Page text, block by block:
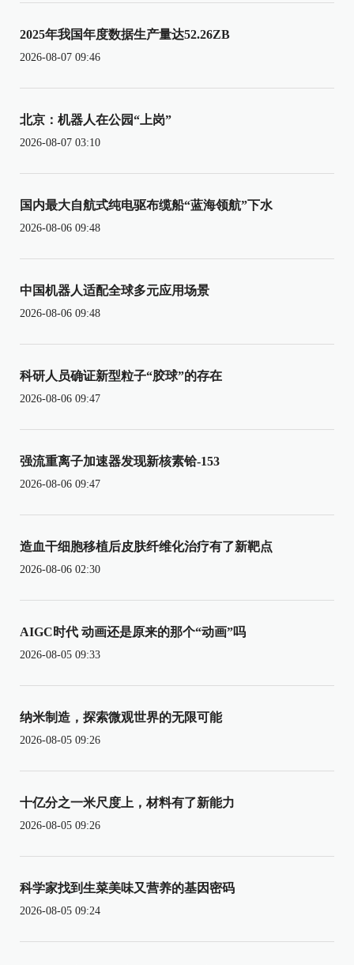
2025年我国年度数据生产量达52.26ZB
2026-08-07 09:46
北京：机器人在公园“上岗”
2026-08-07 03:10
国内最大自航式纯电驱布缆船“蓝海领航”下水
2026-08-06 09:48
中国机器人适配全球多元应用场景
2026-08-06 09:48
科研人员确证新型粒子“胶球”的存在
2026-08-06 09:47
强流重离子加速器发现新核素铪-153
2026-08-06 09:47
造血干细胞移植后皮肤纤维化治疗有了新靶点
2026-08-06 02:30
AIGC时代 动画还是原来的那个“动画”吗
2026-08-05 09:33
纳米制造，探索微观世界的无限可能
2026-08-05 09:26
十亿分之一米尺度上，材料有了新能力
2026-08-05 09:26
科学家找到生菜美味又营养的基因密码
2026-08-05 09:24